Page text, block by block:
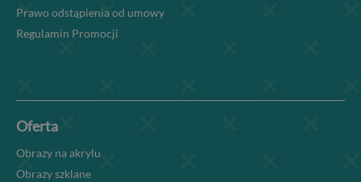
Prawo odstąpienia od umowy
Regulamin Promocji
Oferta
Obrazy na akrylu
Obrazy szklane